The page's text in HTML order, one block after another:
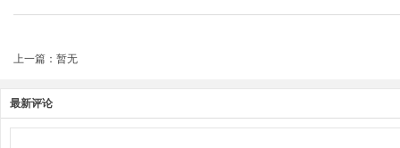
上一篇：暂无
最新评论